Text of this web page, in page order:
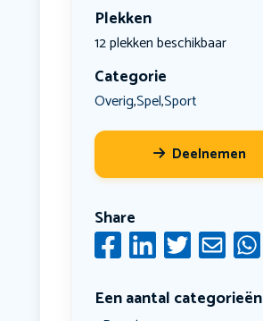
Plekken
12 plekken beschikbaar
Categorie
Overig,Spel,Sport
Deelnemen
Share
Een aantal categorieën